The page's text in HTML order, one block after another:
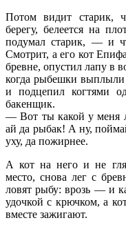
Потом видит старик,
берегу, белеется на
подумал старик, — и
Смотрит, а его кот
бревне, опустил лапу в
когда рыбешки
и подцепил когтями
бакенщик.
— Вот ты какой у меня
ай да рыбак! А ну,
уху, да пожирнее.
А кот на него и не
место, снова лег с
ловят рыбу: врозь — и
удочкой с крючком, а
вместе зажигают.